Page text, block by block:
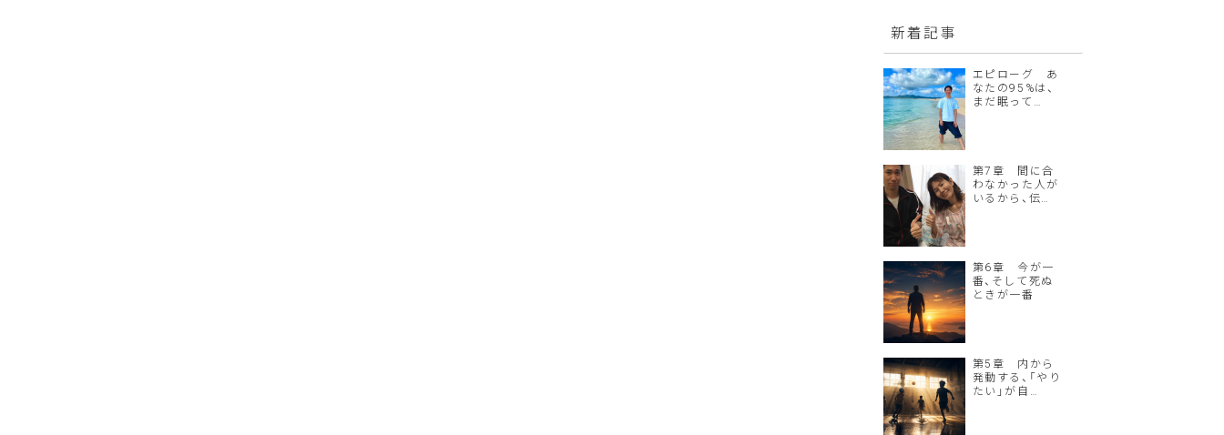
新着記事
エピローグ あ
なたの95%は、
まだ眠って…
第7章 間に合
わなかった人が
いるから、伝…
第6章 今が一
番、そして死ぬ
ときが一番
第5章 内から
発動する、「やり
たい」が自…